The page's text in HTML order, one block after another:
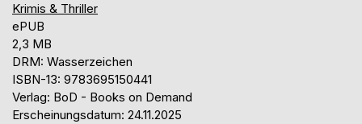
Krimis & Thriller
ePUB
2,3 MB
DRM: Wasserzeichen
ISBN-13: 9783695150441
Verlag: BoD - Books on Demand
Erscheinungsdatum: 24.11.2025